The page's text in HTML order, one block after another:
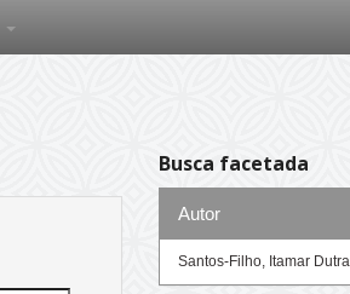
Busca facetada
Autor
Santos-Filho, Itamar Dutra